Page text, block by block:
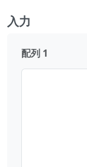
入力
配列 1